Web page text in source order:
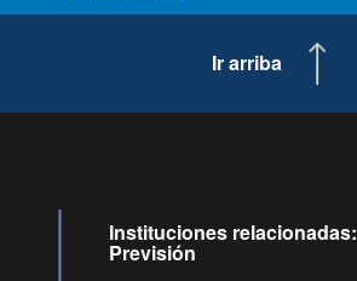
Ir arriba
Instituciones relacionadas:
Previsión